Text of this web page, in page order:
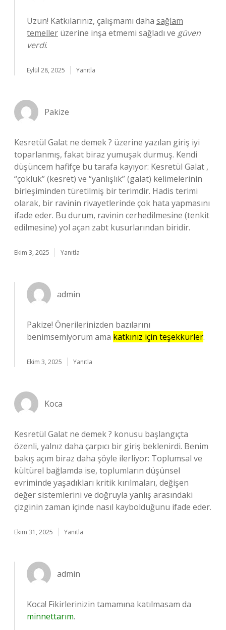
Uzun! Katkılarınız, çalışmamı daha sağlam
temeller üzerine inşa etmemi sağladı ve güven
verdi.
Eylül 28, 2025 Yanıtla
Pakize
Kesretül Galat ne demek ? üzerine yazılan giriş iyi
toparlanmış, fakat biraz yumuşak durmuş. Kendi
düşüncem hafifçe bu tarafa kayıyor: Kesretül Galat ,
“çokluk” (kesret) ve “yanlışlık” (galat) kelimelerinin
birleşiminden türetilmiş bir terimdir. Hadis terimi
olarak, bir ravinin rivayetlerinde çok hata yapmasını
ifade eder. Bu durum, ravinin cerhedilmesine (tenkit
edilmesine) yol açan zabt kusurlarından biridir.
Ekim 3, 2025 Yanıtla
admin
Pakize! Önerilerinizden bazılarını
benimsemiyorum ama katkınız için teşekkürler.
Ekim 3, 2025 Yanıtla
Koca
Kesretül Galat ne demek ? konusu başlangıçta
özenli, yalnız daha çarpıcı bir giriş beklenirdi. Benim
bakış açım biraz daha şöyle ilerliyor: Toplumsal ve
kültürel bağlamda ise, toplumların düşünsel
evriminde yaşadıkları kritik kırılmaları, değişen
değer sistemlerini ve doğruyla yanlış arasındaki
çizginin zaman içinde nasıl kaybolduğunu ifade eder.
Ekim 31, 2025 Yanıtla
admin
Koca! Fikirlerinizin tamamına katılmasam da
minnettarım.